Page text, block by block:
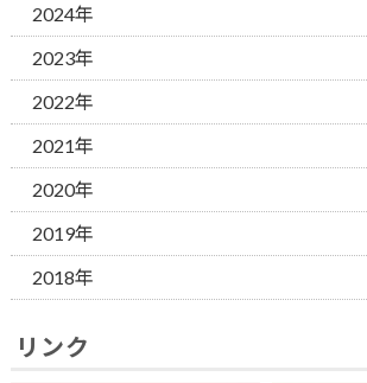
2024年
2023年
2022年
2021年
2020年
2019年
2018年
リンク